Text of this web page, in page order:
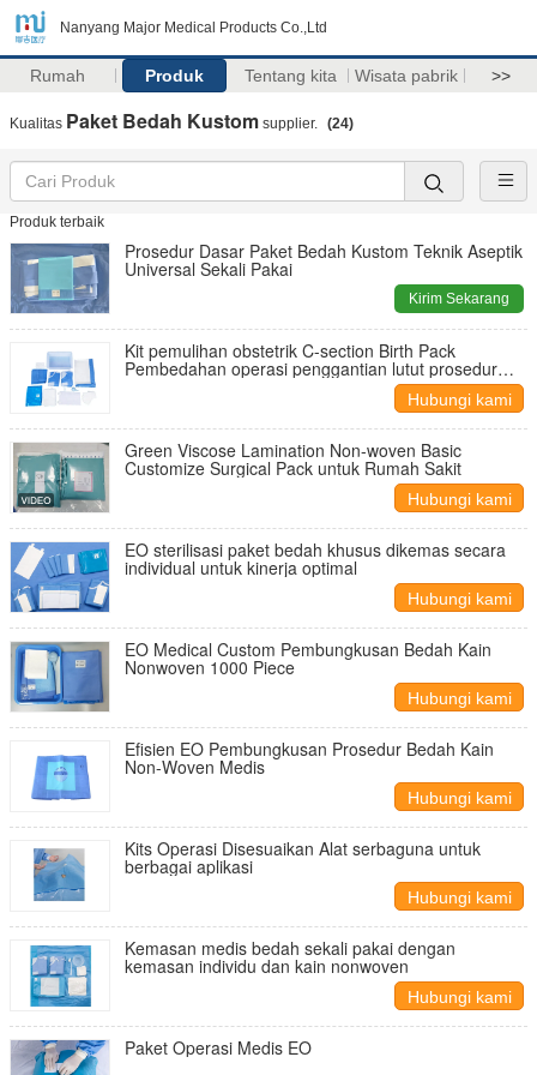
Nanyang Major Medical Products Co.,Ltd
Rumah Produk Tentang kita Wisata pabrik >>
Kualitas Paket Bedah Kustom supplier. (24)
Produk terbaik
Prosedur Dasar Paket Bedah Kustom Teknik Aseptik
Universal Sekali Pakai
Kirim Sekarang
Kit pemulihan obstetrik C-section Birth Pack
Pembedahan operasi penggantian lutut prosedur
Hubungi kami
Green Viscose Lamination Non-woven Basic
Customize Surgical Pack untuk Rumah Sakit
Hubungi kami
EO sterilisasi paket bedah khusus dikemas secara
individual untuk kinerja optimal
Hubungi kami
EO Medical Custom Pembungkusan Bedah Kain
Nonwoven 1000 Piece
Hubungi kami
Efisien EO Pembungkusan Prosedur Bedah Kain
Non-Woven Medis
Hubungi kami
Kits Operasi Disesuaikan Alat serbaguna untuk
berbagai aplikasi
Hubungi kami
Kemasan medis bedah sekali pakai dengan
kemasan individu dan kain nonwoven
Hubungi kami
Paket Operasi Medis EO